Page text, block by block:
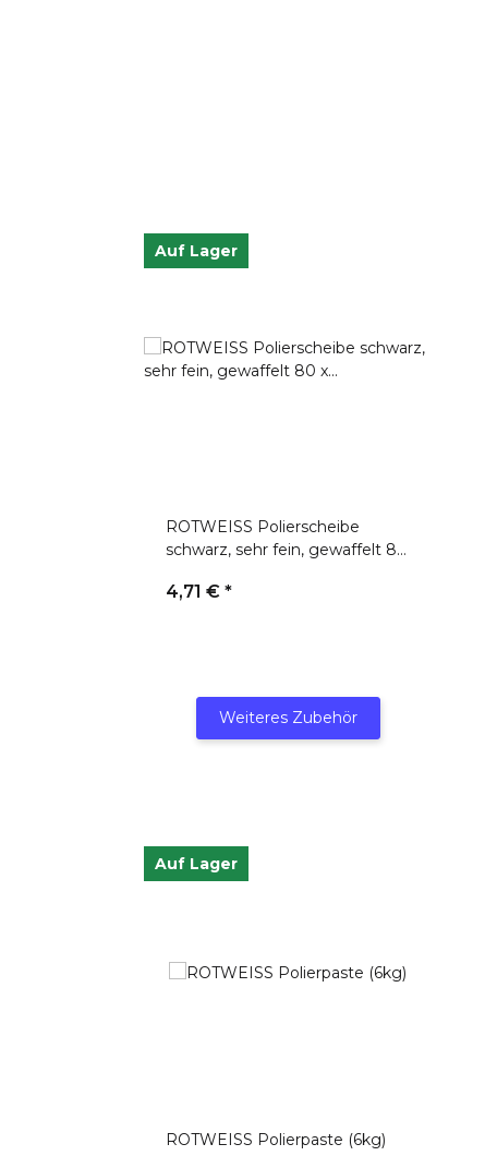
Auf Lager
ROTWEISS Polierscheibe
schwarz, sehr fein, gewaffelt 80
4,71 € *
Weiteres Zubehör
Auf Lager
ROTWEISS Polierpaste (6kg)